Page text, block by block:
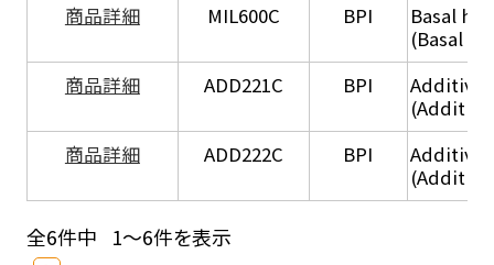
商品詳細
MIL600C BPI
Basal
(Basal
商品詳細
ADD221C BPI
商品詳細
ADD222C BPI
全6件中 1～6件を表示